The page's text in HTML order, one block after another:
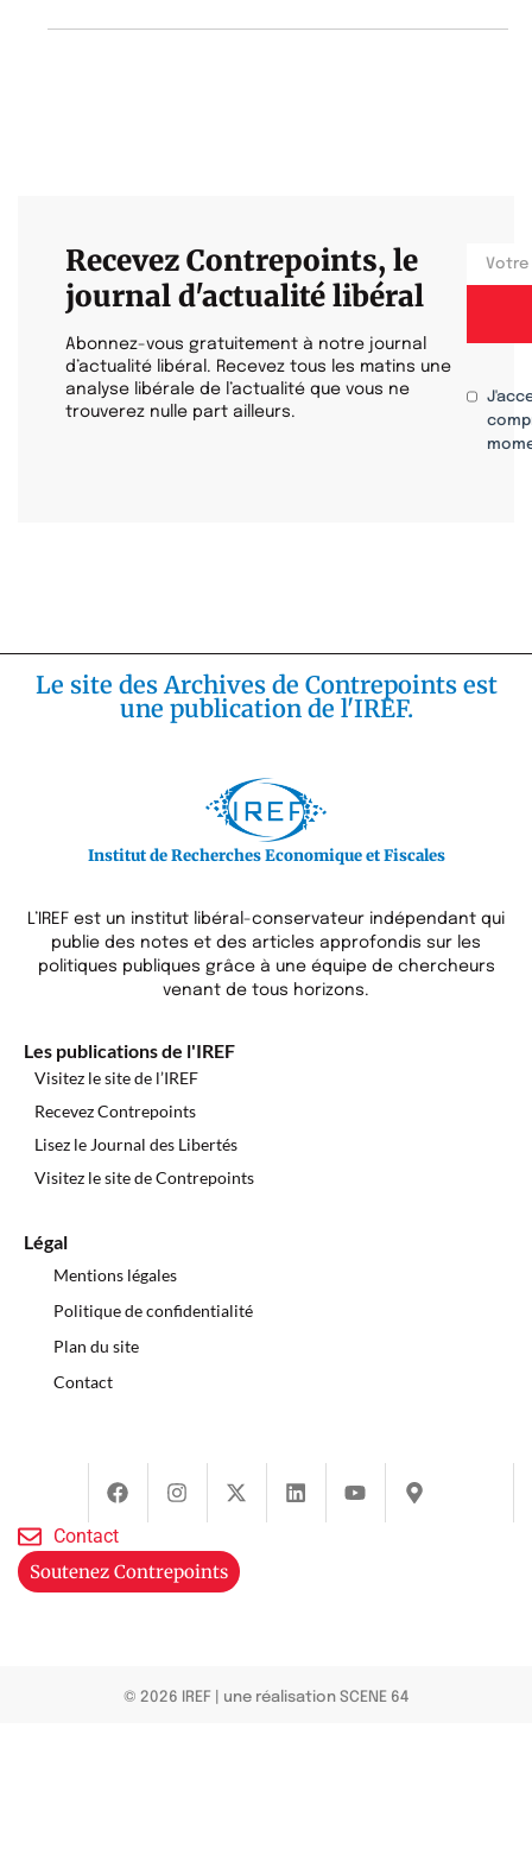
Recevez Contrepoints, le
journal d'actualité libéral
Abonnez-vous gratuitement à notre journal
d’actualité libéral. Recevez tous les matins une
analyse libérale de l’actualité que vous ne
trouverez nulle part ailleurs.
Le site des Archives de Contrepoints est
une publication de l'IREF.
Institut de Recherches Economique et Fiscales
L’IREF est un institut libéral-conservateur indépendant qui
publie des notes et des articles approfondis sur les
politiques publiques grâce à une équipe de chercheurs
venant de tous horizons.
Les publications de l'IREF
Visitez le site de l’IREF
Recevez Contrepoints
Lisez le Journal des Libertés
Visitez le site de Contrepoints
Légal
Mentions légales
Politique de confidentialité
Plan du site
Contact
Contact
Soutenez Contrepoints
© 2026 IREF une réalisation SCENE 64